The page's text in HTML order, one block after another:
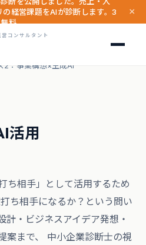
経営課題をAIが診断します。3
料。
×
コンサルタント
2：事業構想×生成AI
活用
ち相手」として活用するため
ち相手になるか？という問い
計・ビジネスアイデア発想・
案まで、 中小企業診断士の視